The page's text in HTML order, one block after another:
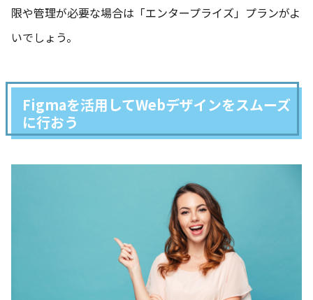
限や管理が必要な場合は「エンタープライズ」プランがよ
いでしょう。
Figmaを活用してWebデザインをスムーズ
に行おう